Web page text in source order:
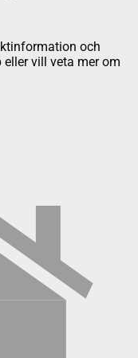
och
vill veta mer om